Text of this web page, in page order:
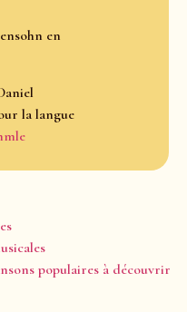
en
la langue
populaires à découvrir